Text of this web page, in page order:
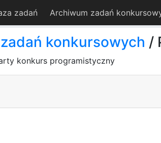
zadań Archiwum zadań
konkursowych /
konkurs programistyczny